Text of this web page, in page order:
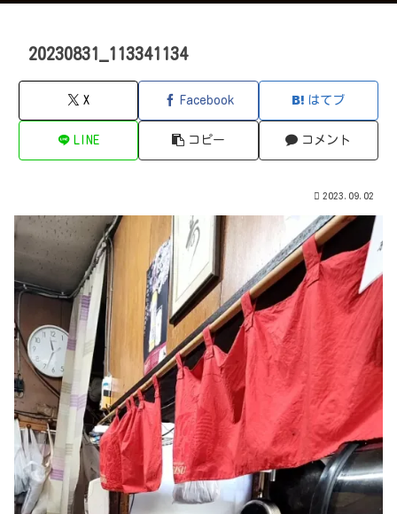
20230831_113341134
X Facebook はてブ
LINE コピー コメント
2023.09.02